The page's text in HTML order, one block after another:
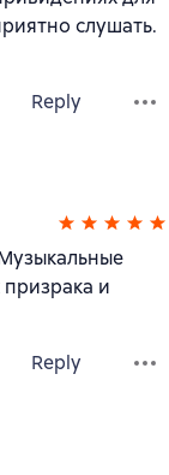
слушать.
Reply
и
Reply